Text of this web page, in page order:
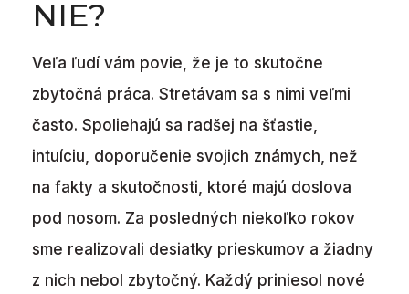
NIE?
Veľa ľudí vám povie, že je to skutočne
zbytočná práca. Stretávam sa s nimi veľmi
často. Spoliehajú sa radšej na šťastie,
intuíciu, doporučenie svojich známych, než
na fakty a skutočnosti, ktoré majú doslova
pod nosom. Za posledných niekoľko rokov
sme realizovali desiatky prieskumov a žiadny
z nich nebol zbytočný. Každý priniesol nové